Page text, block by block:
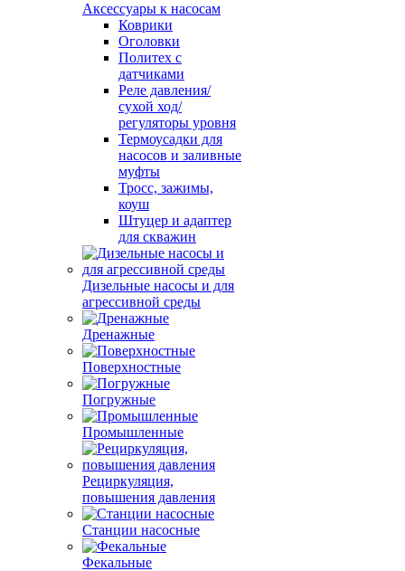
Аксессуары к насосам
Коврики
Оголовки
Политех с
датчиками
Реле давления/
сухой ход/
регуляторы уровня
Термоусадки для
насосов и заливные
муфты
Тросс, зажимы,
коуш
Штуцер и адаптер
для скважин
Дизельные насосы и для
агрессивной среды
Дренажные
Поверхностные
Погружные
Промышленные
Рециркуляция,
повышения давления
Станции насосные
Фекальные